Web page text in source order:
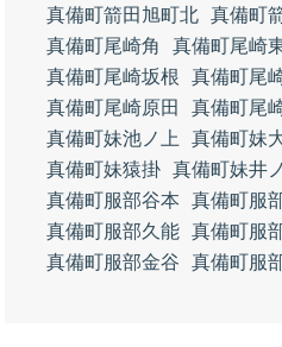
真備町箭田旭町北 真備町
真備町尾崎角
真備町尾崎
真備町尾崎坂根
真備町尾
真備町尾崎原田
真備町尾
真備町妹池ノ上
真備町妹
真備町妹猿掛 真備町妹井
真備町服部谷本
真備町服
真備町服部久能 真備町服
真備町服部金谷
真備町服